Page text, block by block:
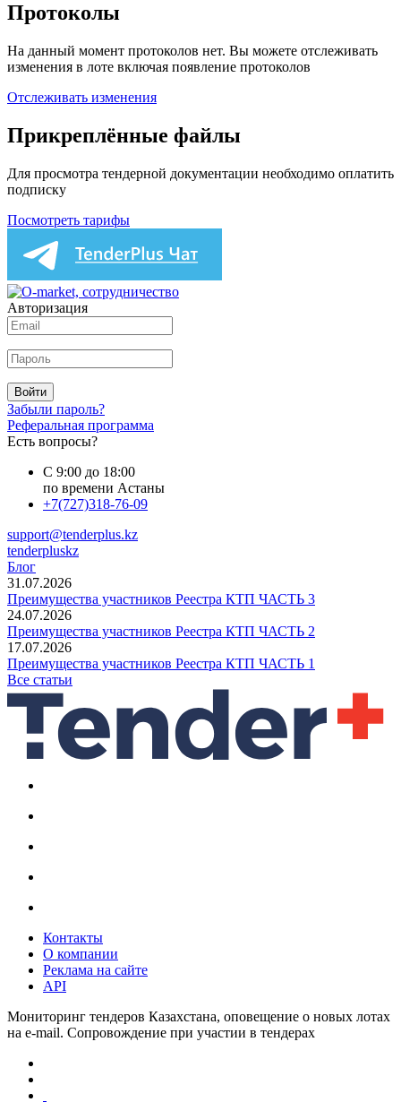
Протоколы
На данный момент протоколов нет. Вы можете отслеживать
изменения в лоте включая появление протоколов
Отслеживать изменения
Прикреплённые файлы
Для просмотра тендерной документации необходимо оплатить
подписку
Посмотреть тарифы
Авторизация
Войти
Забыли пароль?
Реферальная программа
Есть вопросы?
С 9:00 до 18:00
по времени Астаны
+7(727)318-76-09
support@tenderplus.kz
tenderpluskz
Блог
31.07.2026
Преимущества участников Реестра КТП ЧАСТЬ 3
24.07.2026
Преимущества участников Реестра КТП ЧАСТЬ 2
17.07.2026
Преимущества участников Реестра КТП ЧАСТЬ 1
Все статьи
Контакты
О компании
Реклама на сайте
API
Мониторинг тендеров Казахстана, оповещение о новых лотах
на e-mail. Сопровождение при участии в тендерах